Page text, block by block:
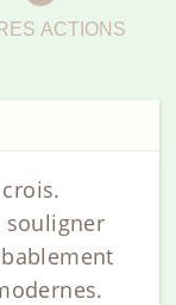
ACTIONS
souligner